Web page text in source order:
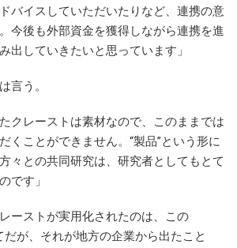
バイスしていただいたりなど、連携の意
今後も外部資金を獲得しながら連携を進
出していきたいと思っています」
言う。
クレーストは素材なので、このままでは
くことができません。“製品”という形に
々との共同研究は、研究者としてもとて
です」
ーストが実用化されたのは、この
だが、それが地方の企業から出たこと